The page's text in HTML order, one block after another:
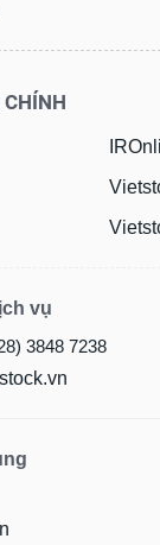
CHÍNH
vụ
3848 7238